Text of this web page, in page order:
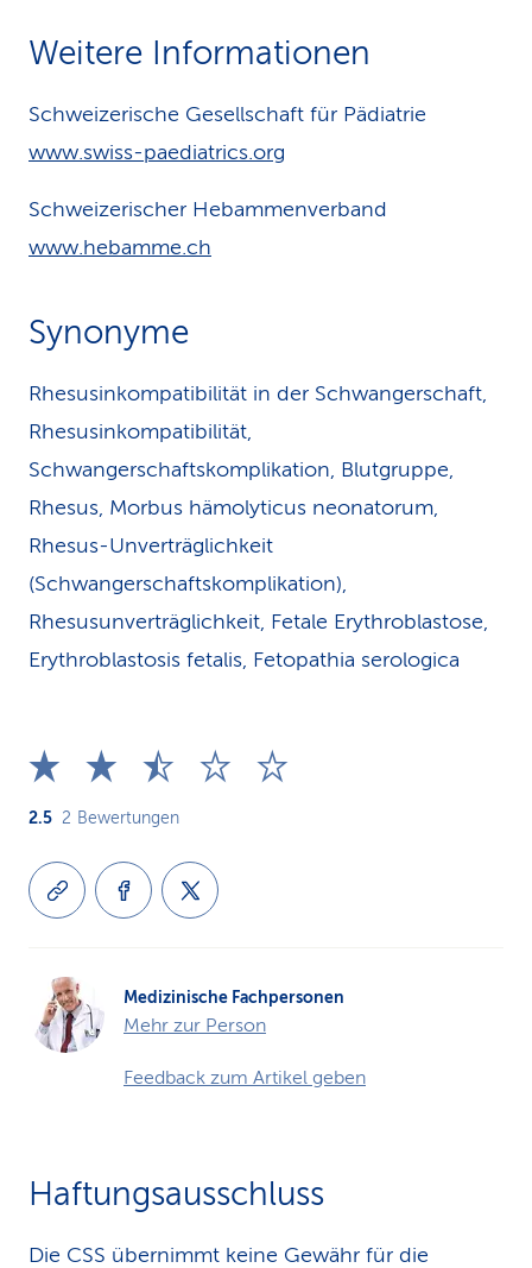
Weitere Informationen
Schweizerische Gesellschaft für Pädiatrie
www.swiss-paediatrics.org
Schweizerischer Hebammenverband
www.hebamme.ch
Synonyme
Rhesusinkompatibilität in der Schwangerschaft,
Rhesusinkompatibilität,
Schwangerschaftskomplikation, Blutgruppe,
Rhesus, Morbus hämolyticus neonatorum,
Rhesus-Unverträglichkeit
(Schwangerschaftskomplikation),
Rhesusunverträglichkeit, Fetale Erythroblastose,
Erythroblastosis fetalis, Fetopathia serologica
2.5 2 Bewertungen
Medizinische Fachpersonen
Mehr zur Person
Feedback zum Artikel geben
Haftungsausschluss
Die CSS übernimmt keine Gewähr für die